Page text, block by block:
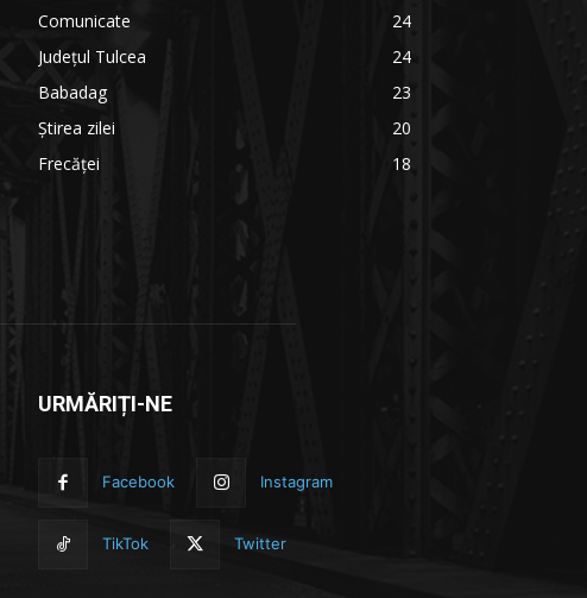
Comunicate
24
Județul Tulcea
24
Babadag
23
Știrea zilei
20
Frecăței
18
URMĂRIȚI-NE
Facebook Instagram
TikTok Twitter